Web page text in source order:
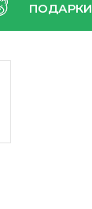
ПОДАРКИ